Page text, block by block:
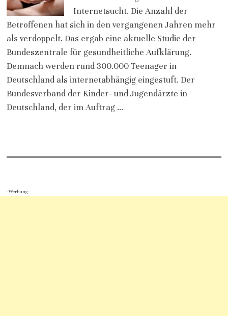
Internetsucht. Die Anzahl der
Betroffenen hat sich in den vergangenen Jahren mehr
als verdoppelt. Das ergab eine aktuelle Studie der
Bundeszentrale für gesundheitliche Aufklärung.
Demnach werden rund 300.000 Teenager in
Deutschland als internetabhängig eingestuft. Der
Bundesverband der Kinder- und Jugendärzte in
Deutschland, der im Auftrag …
- Werbung -